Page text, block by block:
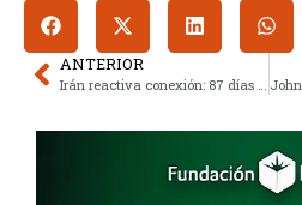
ANTERIOR
Irán reactiva conexión: 87 días de bloqueo digital redefinen su economía